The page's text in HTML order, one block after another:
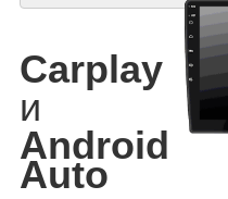
Carplay
и
Android
Auto